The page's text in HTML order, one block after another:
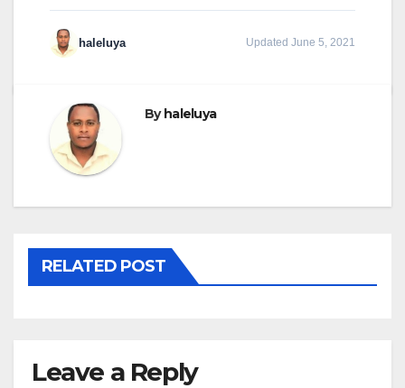
haleluya Updated June 5, 2021
Byhaleluya
RELATED POST
Leave a Reply